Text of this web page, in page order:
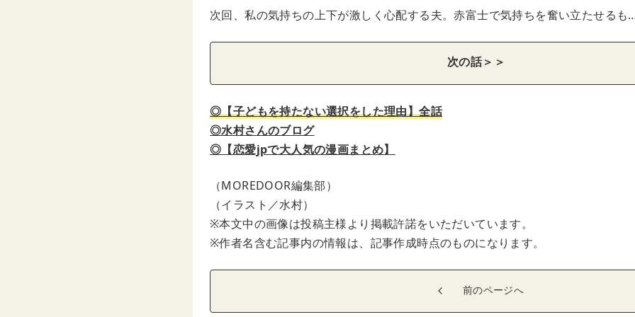
次回、私の気持ちの上下が激しく心配する夫。赤富士で気持ちを奮い立たせる
次の話＞＞
◎【子どもを持たない選択をした理由】全話
◎水村さんのブログ
◎【恋愛jpで大人気の漫画まとめ】
（MOREDOOR編集部）
（イラスト／水村）
※本文中の画像は投稿主様より掲載許諾をいただいています。
※作者名含む記事内の情報は、記事作成時点のものになります。
前のページへ